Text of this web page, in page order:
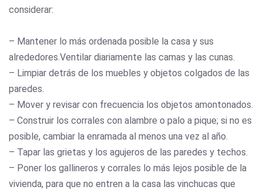
considerar:
– Mantener lo más ordenada posible la casa y sus
alrededores.Ventilar diariamente las camas y las cunas.
– Limpiar detrás de los muebles y objetos colgados de las
paredes.
– Mover y revisar con frecuencia los objetos amontonados.
– Construir los corrales con alambre o palo a pique; si no es
posible, cambiar la enramada al menos una vez al año.
– Tapar las grietas y los agujeros de las paredes y techos.
– Poner los gallineros y corrales lo más lejos posible de la
vivienda, para que no entren a la casa las vinchucas que